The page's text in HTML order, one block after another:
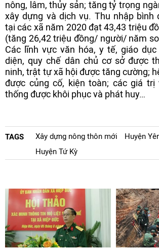
nông, lâm, thủy sản; tăng tỷ trọng
xây dựng và dịch vụ. Thu nhập bình
tại các xã năm 2020 đạt 43,43 triệu
(tăng 26,42 triệu đồng/ người/ năm
Các lĩnh vực văn hóa, y tế, giáo
diện, quy chế dân chủ cơ sở được
ninh, trật tự xã hội được tăng cường;
được củng cố, kiện toàn; các giá trị
thống được khôi phục và phát huy…
TAGS Xây dựng nông thôn mới
Huyện
Huyện Tứ Kỳ